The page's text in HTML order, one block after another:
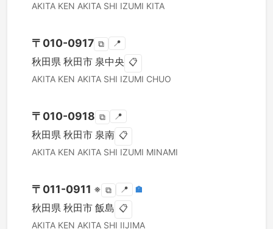
AKITA KEN AKITA SHI IZUMI KITA
〒 010-0917 ⧉ 📍
秋田県 秋田市 泉中央 📋
AKITA KEN AKITA SHI IZUMI CHUO
〒 010-0918 ⧉ 📍
秋田県 秋田市 泉南 📋
AKITA KEN AKITA SHI IZUMI MINAMI
〒 011-0911 ※ ⧉ 📍 🏣
秋田県 秋田市 飯島 📋
AKITA KEN AKITA SHI IIJIMA